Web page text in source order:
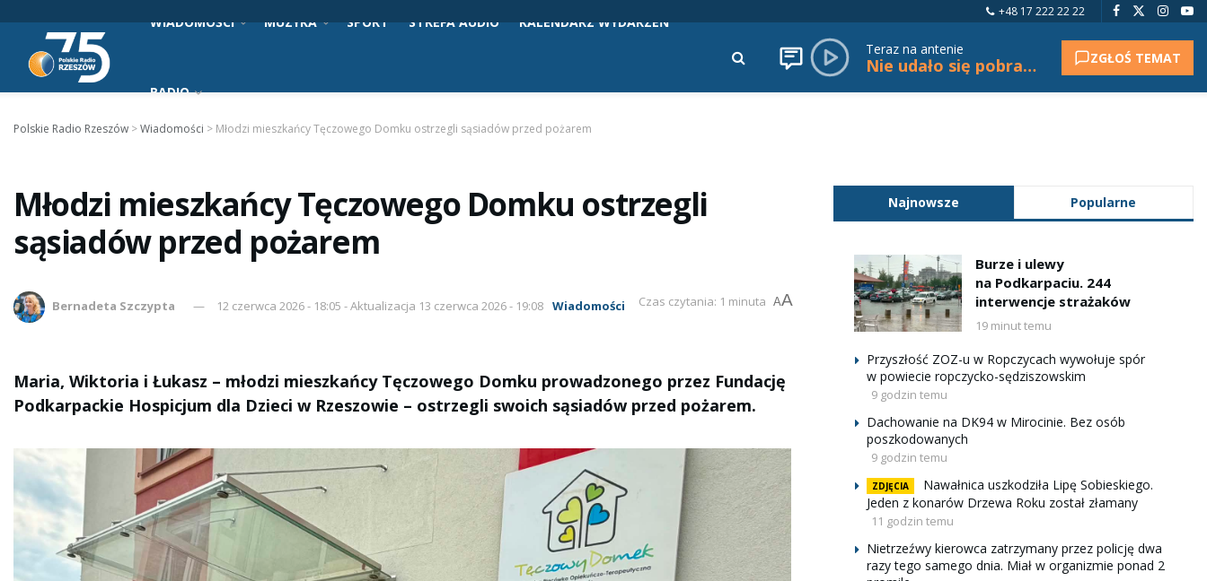
+48 17 222 22 22
WIADOMOŚCI MUZYKA SPORT STREFA AUDIO KALENDARZ WYDARZEŃ
RADIO
Teraz na antenie
Nie udało się pobrać tytułu. ZGŁOŚ TEMAT
Polskie Radio Rzeszów >Wiadomości > Młodzi mieszkańcy Tęczowego Domku ostrzegli sąsiadów przed pożarem
Młodzi mieszkańcy Tęczowego Domku ostrzegli
sąsiadów przed pożarem
Bernadeta Szczypta 12 czerwca 2026 - 18:05 - Aktualizacja 13 czerwca 2026 - 19:08 Wiadomości Czas czytania: 1 minuta AA
Maria, Wiktoria i Łukasz – młodzi mieszkańcy Tęczowego Domku prowadzonego przez Fundację
Podkarpackie Hospicjum dla Dzieci w Rzeszowie – ostrzegli swoich sąsiadów przed pożarem.
Najnowsze Popularne
Burze i ulewy
na Podkarpaciu. 244
interwencje strażaków
19 minut temu
Przyszłość ZOZ-u w Ropczycach wywołuje spór
w powiecie ropczycko-sędziszowskim
9 godzin temu
Dachowanie na DK94 w Mirocinie. Bez osób
poszkodowanych
9 godzin temu
ZDJĘCIA
Nawałnica uszkodziła Lipę Sobieskiego.
Jeden z konarów Drzewa Roku został złamany
11 godzin temu
Nietrzeźwy kierowca zatrzymany przez policję dwa
razy tego samego dnia. Miał w organizmie ponad 2